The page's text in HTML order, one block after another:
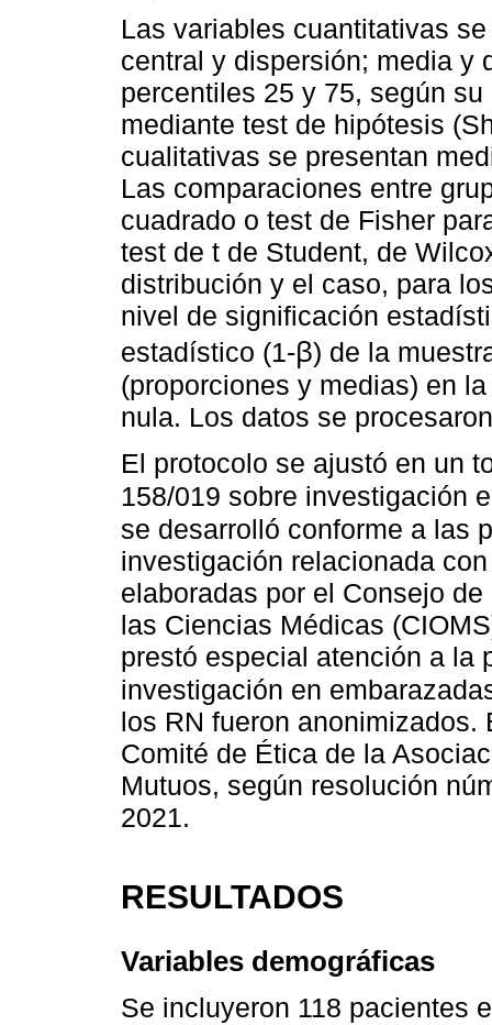
Las variables cuantitativas
central y dispersión; media y
percentiles 25 y 75, según
mediante test de hipótesis
cualitativas se presentan
Las comparaciones entre
cuadrado o test de Fisher
test de t de Student, de
distribución y el caso, para
nivel de significación
estadístico (1-ꞵ) de la
(proporciones y medias) en
nula. Los datos se
El protocolo se ajustó en un
158/019 sobre investigación
se desarrolló conforme a las
investigación relacionada
elaboradas por el Consejo
las Ciencias Médicas
prestó especial atención a la
investigación en
los RN fueron anonimizados.
Comité de Ética de la
Mutuos, según resolución
2021.
RESULTADOS
Variables demográficas
Se incluyeron 118 pacientes